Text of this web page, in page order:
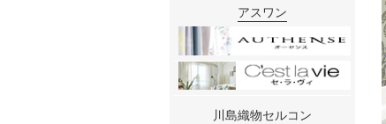
アスワン
川島織物セルコン